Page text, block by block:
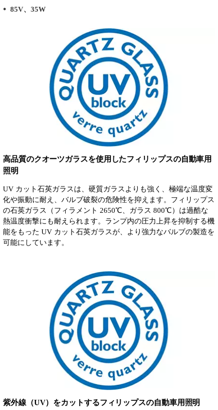
85V、35W
高品質のクオーツガラスを使用したフィリップスの自動車用
照明
UV カット石英ガラスは、硬質ガラスよりも強く、極端な温度変
化や振動に耐え、バルブ破裂の危険性を抑えます。フィリップス
の石英ガラス（フィラメント 2650℃、ガラス 800℃）は過酷な
熱温度衝撃にも耐えられます。ランプ内の圧力上昇を抑制する機
能をもった UV カット石英ガラスが、より強力なバルブの製造を
可能にしています。
紫外線（UV）をカットするフィリップスの自動車用照明